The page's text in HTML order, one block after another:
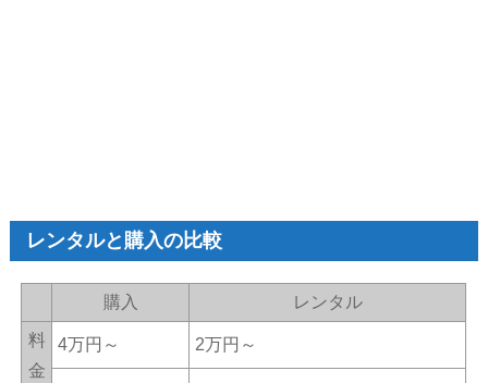
レンタルと購入の比較
購入 レンタル
料
金
4万円～ 2万円～